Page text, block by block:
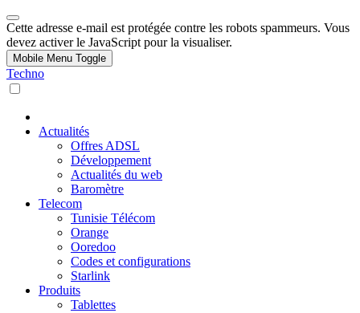
Cette adresse e-mail est protégée contre les robots spammeurs. Vous
devez activer le JavaScript pour la visualiser.
Mobile Menu Toggle
Techno
Actualités
Offres ADSL
Développement
Actualités du web
Baromètre
Telecom
Tunisie Télécom
Orange
Ooredoo
Codes et configurations
Starlink
Produits
Tablettes